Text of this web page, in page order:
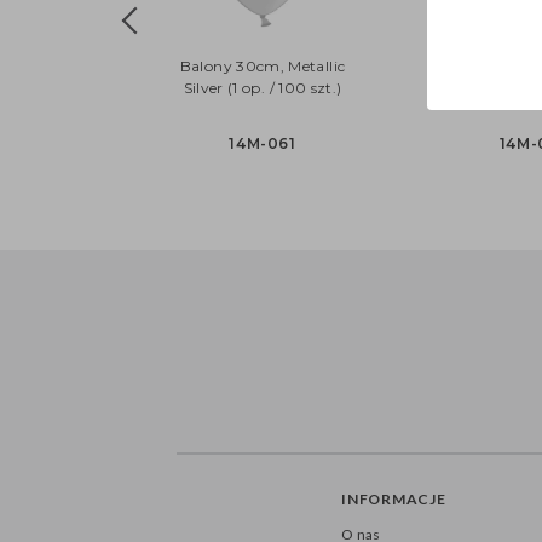
Balony 30cm, Metallic
Silver (1 op. / 100 szt.)
14M-061
INFORMACJE
O nas